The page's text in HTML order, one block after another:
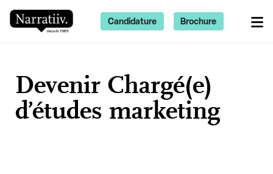
Devenir Chargé(e)
d’études marketing
Candidature Brochure